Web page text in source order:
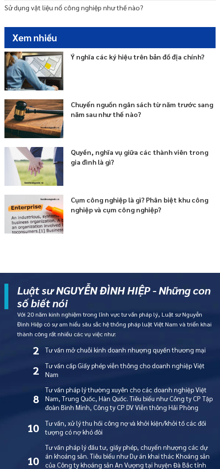
Sử dụng vật liệu nổ công nghiệp như thế nào?
Xem nhiều
Ý nghĩa các ký hiệu trên bản đồ địa chính?
Chuyển nguồn ngân sách từ năm trước sang
năm sau như thế nào?
Quyền, nghĩa vụ giữa các thành viên trong
gia đình là gì?
Cụm công nghiệp là gì? Phân biệt khu công
nghiệp và cụm công nghiệp?
Luật sư NGUYỄN ĐÌNH HIỆP - Những con
số biết nói
Với 20 năm kinh nghiệm trong lĩnh vực tư vấn pháp lý, Luật sư Nguyễn
Đình Hiệp có sự am hiểu sâu sắc hệ thống pháp luật Việt Nam và triển khai
thành công rất nhiều các vụ việc như:
2 Tư vấn mở chuỗi kinh doanh nhượng quyền thương mại
2
Tư vấn cấp Giấy phép viễn thông cho doanh nghiệp Việt
Nam
8
Tư vấn pháp lý thường xuyên cho các doanh nghiệp Việt
Nam, Trung Quốc, Hàn Quốc. Tiêu biểu như Công ty CP Tập
đoàn Bình Minh, Công ty CP DV Viễn thông Hải Phòng
10
Tư vấn, xử lý thu hồi công nợ và khởi kiện/khởi tố các đối
tượng có nợ khó đòi
10
Tư vấn pháp lý đầu tư, giấy phép, chuyển nhượng các dự
án khoáng sản. Tiêu biểu như Dự án khai thác Khoáng sản
của Công ty khoáng sản An Vượng tại huyện Đà Bắc tỉnh